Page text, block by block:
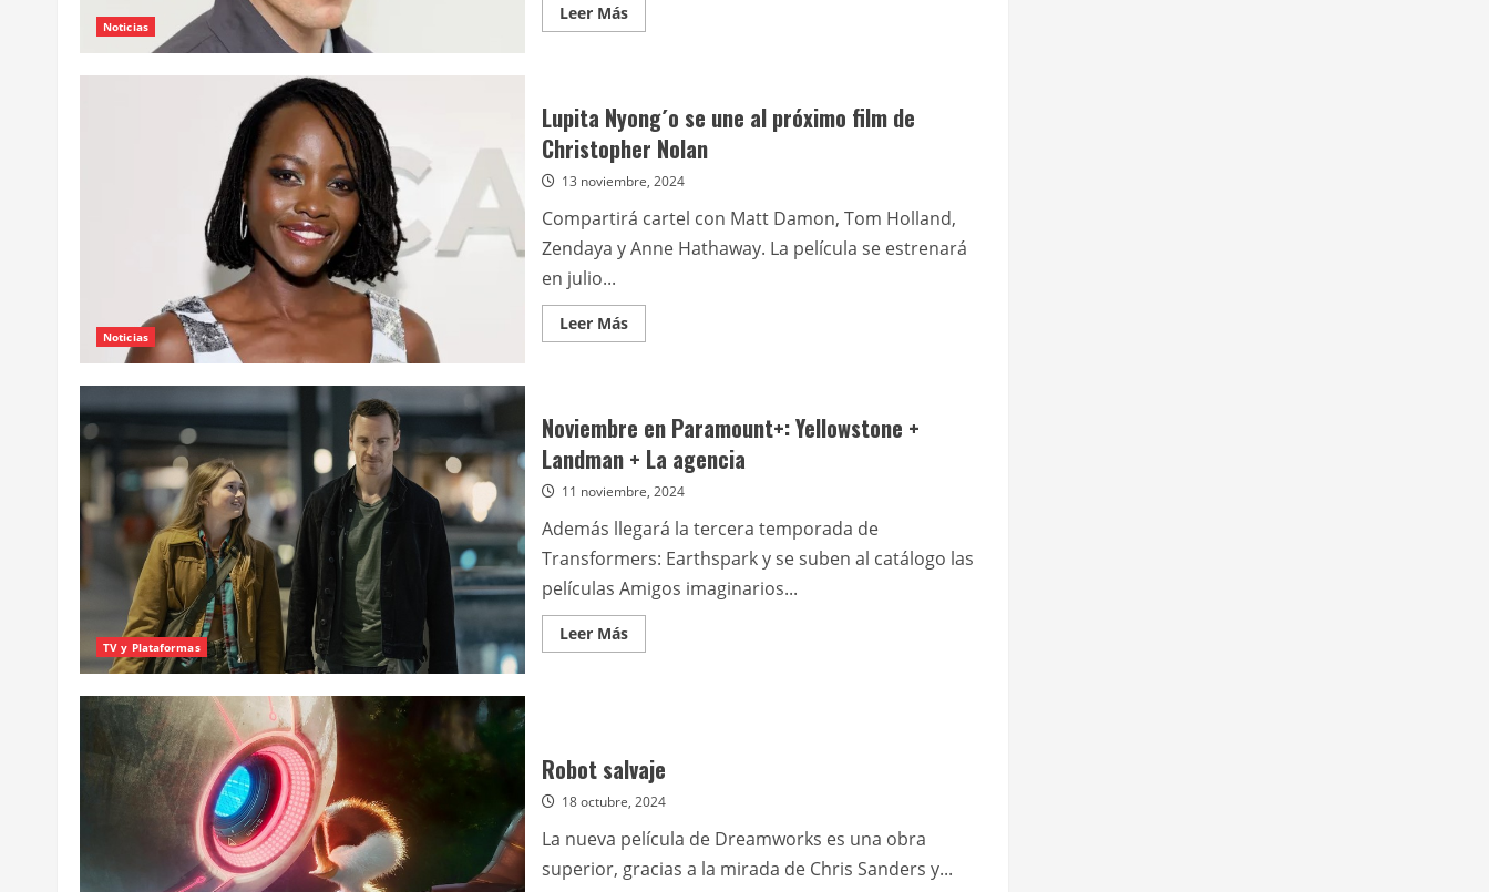
Noticias
Leer MásLeer
más
volverá
a
trabajar
con
Nolan
su
próxima
película
Noticias
Lupita Nyong´o se une al próximo film de
Christopher Nolan
13 noviembre, 2024
Compartirá cartel con Matt Damon, Tom Holland,
Zendaya y Anne Hathaway. La película se estrenará
en julio...
Leer MásLeer
más
se
une
al
próximo
film
Christopher
Nolan
TV y Plataformas
Noviembre en Paramount+: Yellowstone +
Landman + La agencia
11 noviembre, 2024
Además llegará la tercera temporada de
Transformers: Earthspark y se suben al catálogo las
películas Amigos imaginarios...
Leer MásLeer
más
+
Landman
La
Robot salvaje
18 octubre, 2024
La nueva película de Dreamworks es una obra
superior, gracias a la mirada de Chris Sanders y...